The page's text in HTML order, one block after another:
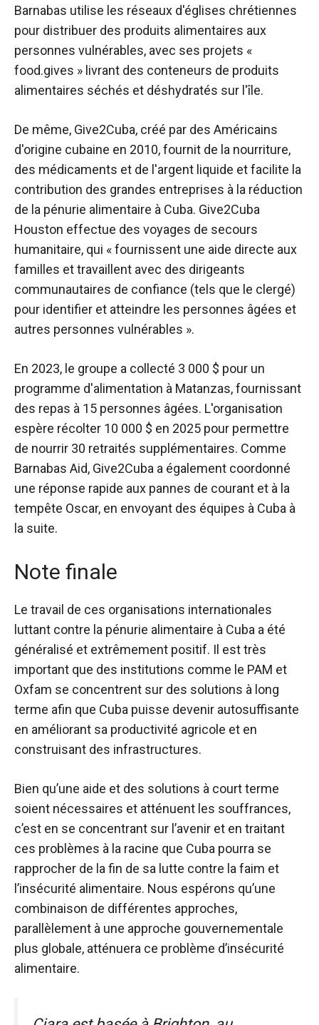
Barnabas utilise les réseaux d'églises chrétiennes
pour distribuer des produits alimentaires aux
personnes vulnérables, avec ses projets «
food.gives » livrant des conteneurs de produits
alimentaires séchés et déshydratés sur l'île.
De même, Give2Cuba, créé par des Américains
d'origine cubaine en 2010, fournit de la nourriture,
des médicaments et de l'argent liquide et facilite la
contribution des grandes entreprises à la réduction
de la pénurie alimentaire à Cuba. Give2Cuba
Houston effectue des voyages de secours
humanitaire, qui « fournissent une aide directe aux
familles et travaillent avec des dirigeants
communautaires de confiance (tels que le clergé)
pour identifier et atteindre les personnes âgées et
autres personnes vulnérables ».
En 2023, le groupe a collecté 3 000 $ pour un
programme d'alimentation à Matanzas, fournissant
des repas à 15 personnes âgées. L'organisation
espère récolter 10 000 $ en 2025 pour permettre
de nourrir 30 retraités supplémentaires. Comme
Barnabas Aid, Give2Cuba a également coordonné
une réponse rapide aux pannes de courant et à la
tempête Oscar, en envoyant des équipes à Cuba à
la suite.
Note finale
Le travail de ces organisations internationales
luttant contre la pénurie alimentaire à Cuba a été
généralisé et extrêmement positif. Il est très
important que des institutions comme le PAM et
Oxfam se concentrent sur des solutions à long
terme afin que Cuba puisse devenir autosuffisante
en améliorant sa productivité agricole et en
construisant des infrastructures.
Bien qu’une aide et des solutions à court terme
soient nécessaires et atténuent les souffrances,
c’est en se concentrant sur l’avenir et en traitant
ces problèmes à la racine que Cuba pourra se
rapprocher de la fin de sa lutte contre la faim et
l’insécurité alimentaire. Nous espérons qu’une
combinaison de différentes approches,
parallèlement à une approche gouvernementale
plus globale, atténuera ce problème d’insécurité
alimentaire.